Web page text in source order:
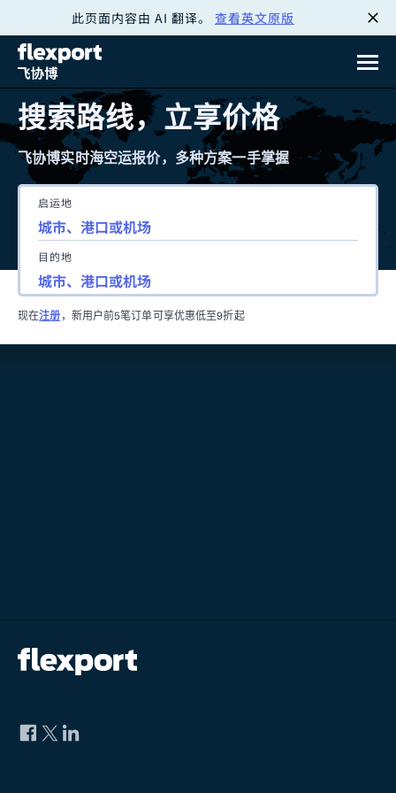
此页面内容由 AI 翻译。 查看英文原版
搜索路线，立享价格
飞协博实时海空运报价，多种方案一手掌握
启运地
目的地
现在注册 ，新用户前5笔订单可享优惠低至9折起